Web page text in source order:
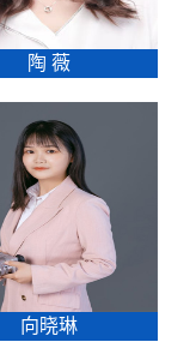
陶 薇
向晓琳